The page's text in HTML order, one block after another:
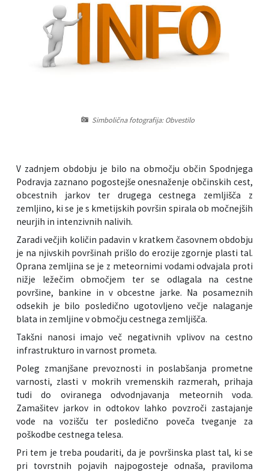
Simbolična fotografija: Obvestilo
V zadnjem obdobju je bilo na območju občin Spodnjega
Podravja zaznano pogostejše onesnaženje občinskih cest,
obcestnih jarkov ter drugega cestnega zemljišča z
zemljino, ki se je s kmetijskih površin spirala ob močnejših
neurjih in intenzivnih nalivih.
Zaradi večjih količin padavin v kratkem časovnem obdobju
je na njivskih površinah prišlo do erozije zgornje plasti tal.
Oprana zemljina se je z meteornimi vodami odvajala proti
nižje ležečim območjem ter se odlagala na cestne
površine, bankine in v obcestne jarke. Na posameznih
odsekih je bilo posledično ugotovljeno večje nalaganje
blata in zemljine v območju cestnega zemljišča.
Takšni nanosi imajo več negativnih vplivov na cestno
infrastrukturo in varnost prometa.
Poleg zmanjšane prevoznosti in poslabšanja prometne
varnosti, zlasti v mokrih vremenskih razmerah, prihaja
tudi do oviranega odvodnjavanja meteornih voda.
Zamašitev jarkov in odtokov lahko povzroči zastajanje
vode na vozišču ter posledično poveča tveganje za
poškodbe cestnega telesa.
Pri tem je treba poudariti, da je površinska plast tal, ki se
pri tovrstnih pojavih najpogosteje odnaša, praviloma
Informacije javnega značaja
Vizitka občine
Javni razpisi, natečaji, namere...
Projekti in investicije
Napovedniki SIP TV